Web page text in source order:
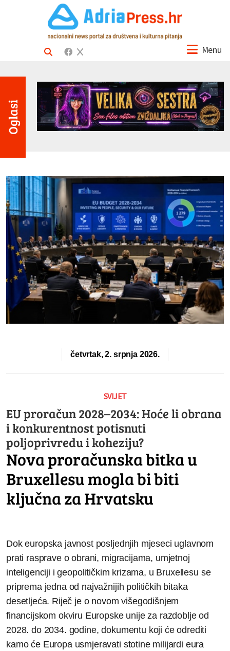
Menu
Oglasi
četvrtak, 2. srpnja 2026.
SVIJET
EU proračun 2028–2034: Hoće li obrana
i konkurentnost potisnuti
poljoprivredu i koheziju?
Nova proračunska bitka u
Bruxellesu mogla bi biti
ključna za Hrvatsku
Dok europska javnost posljednjih mjeseci uglavnom
prati rasprave o obrani, migracijama, umjetnoj
inteligenciji i geopolitičkim krizama, u Bruxellesu se
priprema jedna od najvažnijih političkih bitaka
desetljeća. Riječ je o novom višegodišnjem
financijskom okviru Europske unije za razdoblje od
2028. do 2034. godine, dokumentu koji će odrediti
kamo će Europa usmjeravati stotine milijardi eura